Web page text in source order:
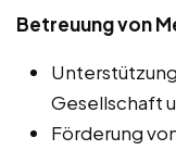
Betreuung von
Gesellschaft
Förderung